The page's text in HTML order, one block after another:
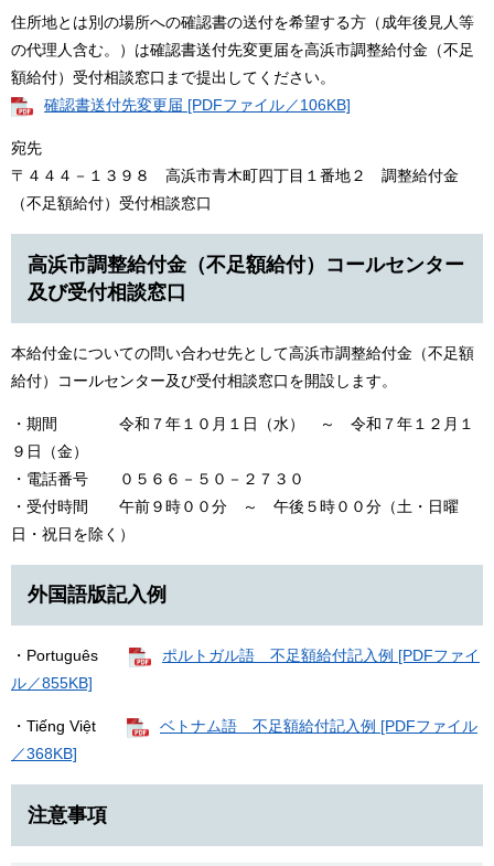
住所地とは別の場所への確認書の送付を希望する方（成年後見人等
の代理人含む。）は確認書送付先変更届を高浜市調整給付金（不足
額給付）受付相談窓口まで提出してください。
確認書送付先変更届 [PDFファイル／106KB]
宛先
〒４４４－１３９８ 高浜市青木町四丁目１番地２ 調整給付金
（不足額給付）受付相談窓口
高浜市調整給付金（不足額給付）コールセンター
及び受付相談窓口
本給付金についての問い合わせ先として高浜市調整給付金（不足額
給付）コールセンター及び受付相談窓口を開設します。
・期間 令和７年１０月１日（水） ～ 令和７年１２月１
９日（金）
・電話番号 ０５６６－５０－２７３０
・受付時間 午前９時００分 ～ 午後５時００分（土・日曜
日・祝日を除く）
外国語版記入例
・Português
ポルトガル語 不足額給付記入例 [PDFファイ
ル／855KB]
・Tiếng Việt
ベトナム語 不足額給付記入例 [PDFファイル
／368KB]
注意事項